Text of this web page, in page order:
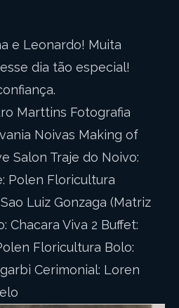
e Leonardo! Muita
dia tão especial!
Marttins Fotografia
Noivas Making of
Salon Traje do Noivo:
Polen Floricultura
Luiz Gonzaga (Matriz
Chacara Viva 2 Buffet:
Floricultura Bolo:
Cerimonial: Loren